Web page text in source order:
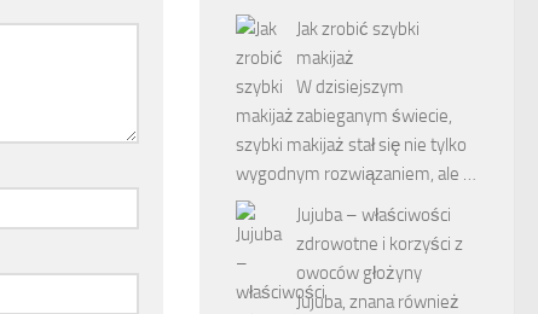
Jak zrobić szybki
makijaż
W dzisiejszym
zabieganym świecie,
szybki makijaż stał się nie tylko
wygodnym rozwiązaniem, ale …
Jujuba – właściwości
zdrowotne i korzyści z
owoców głożyny
Jujuba, znana również